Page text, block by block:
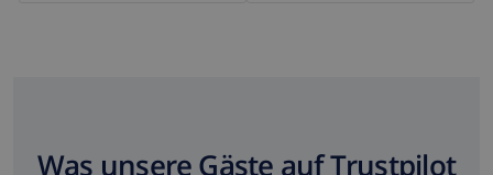
Was unsere Gäste auf Trustpilot